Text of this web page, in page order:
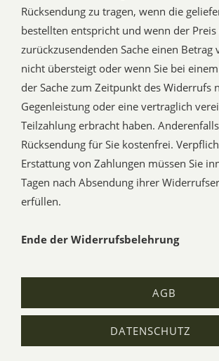
Rücksendung zu tragen, wenn die
bestellten entspricht und wenn der Preis
zurückzusendenden Sache einen Betrag
nicht übersteigt oder wenn Sie bei
der Sache zum Zeitpunkt des Widerrufs
Gegenleistung oder eine vertraglich
Teilzahlung erbracht haben.
Rücksendung für Sie kostenfrei.
Erstattung von Zahlungen müssen Sie
Tagen nach Absendung ihrer
erfüllen.
Ende der Widerrufsbelehrung
AGB
DATENSCHUTZ